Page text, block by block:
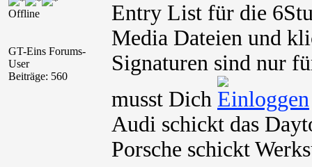
Offline
GT-Eins Forums-
User
Beiträge: 560
Entry List für die
Media Dateien und
Signaturen sind nur
musst Dich
Audi schickt das
Porsche schickt